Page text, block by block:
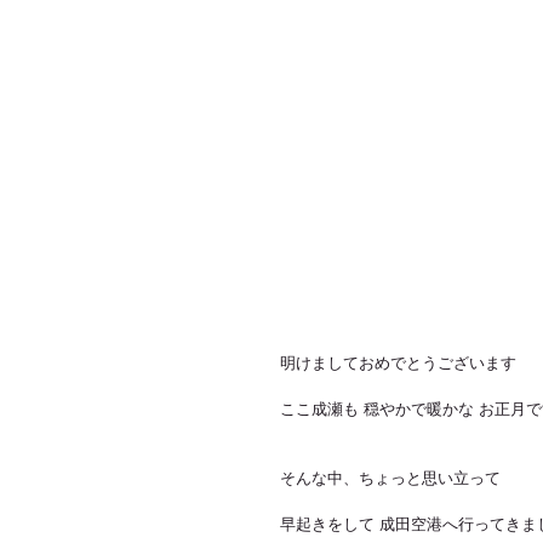
明けましておめでとうございます
ここ成瀬も 穏やかで暖かな お正月で
そんな中、ちょっと思い立って
早起きをして 成田空港へ行ってきま